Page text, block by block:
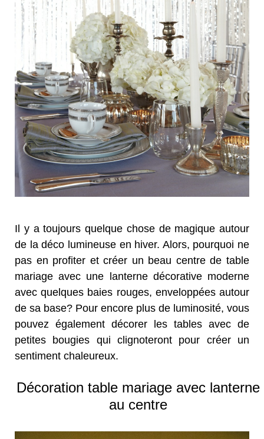
Il y a toujours quelque chose de magique autour
de la déco lumineuse en hiver. Alors, pourquoi ne
pas en profiter et créer un beau centre de table
mariage avec une lanterne décorative moderne
avec quelques baies rouges, enveloppées autour
de sa base? Pour encore plus de luminosité, vous
pouvez également décorer les tables avec de
petites bougies qui clignoteront pour créer un
sentiment chaleureux.
Décoration table mariage avec lanterne
au centre